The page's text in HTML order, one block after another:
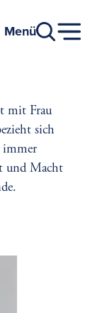
Menü
mit Frau
sich
immer
und Macht